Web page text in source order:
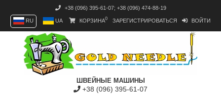
+38 (096) 395-61-07; +38 (096) 474-88-19
RU UA КОРЗИНА0 ЗАРЕГИСТРИРОВАТЬСЯ ВОЙТИ
ШВЕЙНЫЕ МАШИНЫ
+38 (096) 395-61-07